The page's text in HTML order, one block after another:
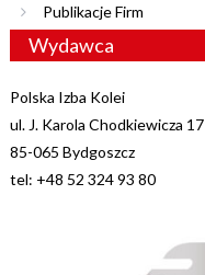
Publikacje Firm
Wydawca
Polska Izba Kolei
ul. J. Karola Chodkiewicza 17
85-065 Bydgoszcz
tel: +48 52 324 93 80